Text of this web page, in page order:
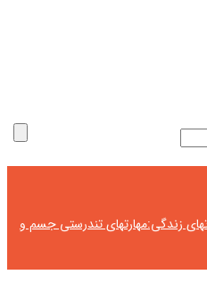
زندگی:مهارتهای تندرستی جسم و